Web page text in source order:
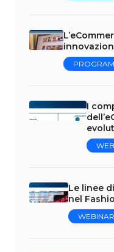
I
Le linee
nel
WEBINAR